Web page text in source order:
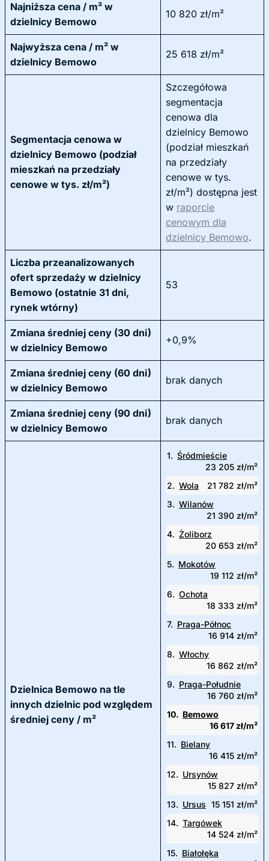
Najniższa cena / m² w
dzielnicy Bemowo
10 820 zł/m²
Najwyższa cena / m² w
dzielnicy Bemowo
25 618 zł/m²
Segmentacja cenowa w
dzielnicy Bemowo (podział
mieszkań na przedziały
cenowe w tys. zł/m²)
Szczegółowa
segmentacja
cenowa dla
dzielnicy Bemowo
(podział mieszkań
na przedziały
cenowe w tys.
zł/m²) dostępna jest
w raporcie
cenowym dla
dzielnicy Bemowo.
Liczba przeanalizowanych
ofert sprzedaży w dzielnicy
Bemowo (ostatnie 31 dni,
rynek wtórny)
53
Zmiana średniej ceny (30 dni)
w dzielnicy Bemowo
+0,9%
Zmiana średniej ceny (60 dni)
w dzielnicy Bemowo
brak danych
Zmiana średniej ceny (90 dni)
w dzielnicy Bemowo
brak danych
Dzielnica Bemowo na tle
innych dzielnic pod względem
średniej ceny / m²
1. Śródmieście
23 205 zł/m²
2. Wola
21 782 zł/m²
3. Wilanów
21 390 zł/m²
4. Żoliborz
20 653 zł/m²
5. Mokotów
19 112 zł/m²
6. Ochota
18 333 zł/m²
7. Praga-Północ
16 914 zł/m²
8. Włochy
16 862 zł/m²
9. Praga-Południe
16 760 zł/m²
10. Bemowo
16 617 zł/m²
11. Bielany
16 415 zł/m²
12. Ursynów
15 827 zł/m²
13. Ursus 15 151 zł/m²
14. Targówek
14 524 zł/m²
15. Białołęka